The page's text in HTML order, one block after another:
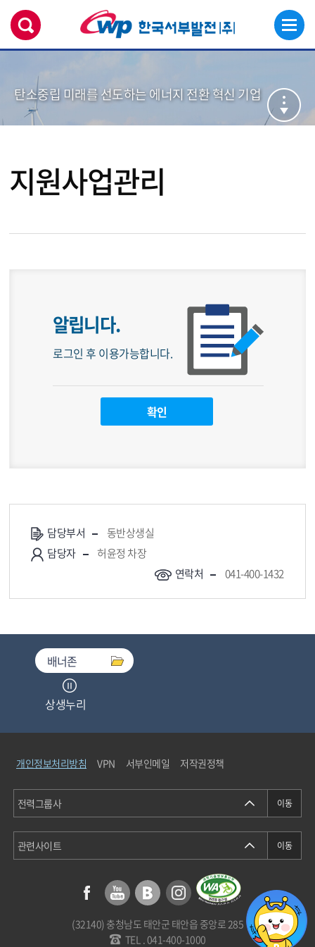
탄소중립 미래를 선도하는 에너지 전환 혁신 기업
지원사업관리
알립니다.
로그인 후 이용가능합니다.
담당부서
동반상생실
담당자
허윤정 차장
연락처
041-400-1432
배너존
상생누리
중소기업기술마켓
청탁금지법통합검색
개인정보분쟁조정위원회
개인정보처리방침 VPN 서부인메일 저작권정책
(32140) 충청남도 태안군 태안읍 중앙로 285
TEL . 041-400-1000